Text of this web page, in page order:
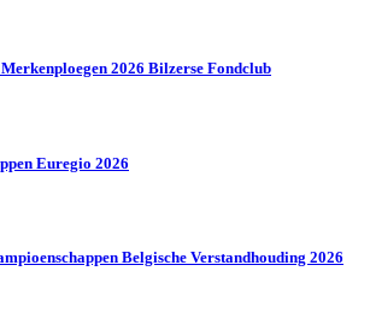
2026 Bilzerse Fondclub
Euregio 2026
Belgische Verstandhouding 2026